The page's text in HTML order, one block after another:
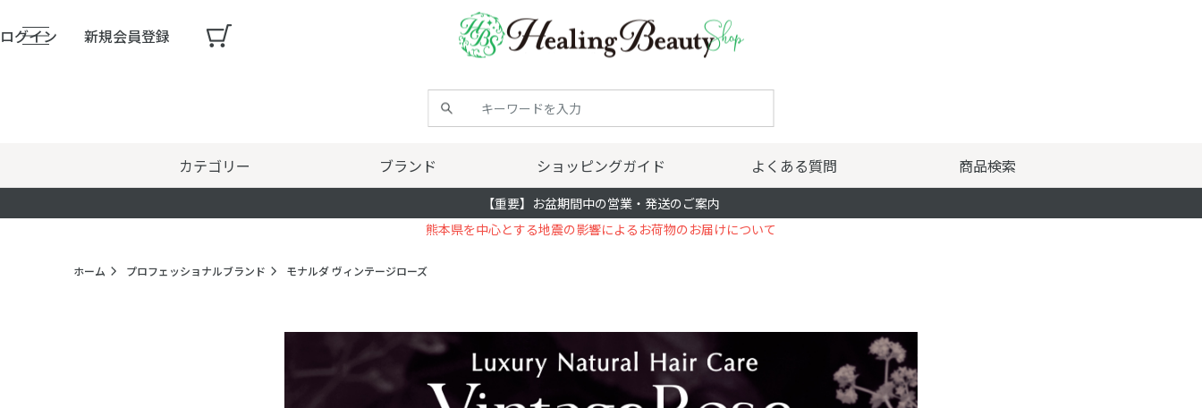
ログイン 新規会員登録
カテゴリー ブランド ショッピングガイド よくある質問 商品検索
【重要】お盆期間中の営業・発送のご案内
熊本県を中心とする地震の影響によるお荷物のお届けについて
ホーム プロフェッショナルブランド モナルダ ヴィンテージローズ